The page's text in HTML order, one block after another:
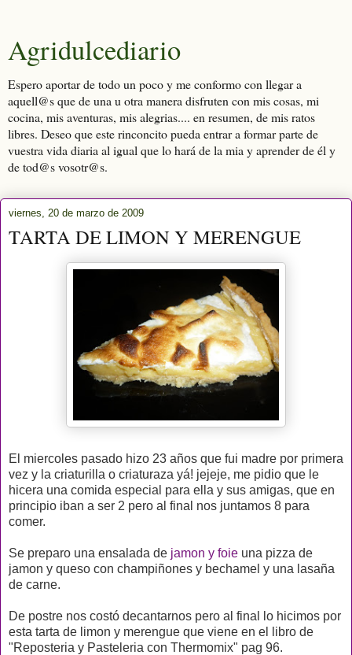
Agridulcediario
Espero aportar de todo un poco y me conformo con llegar a
aquell@s que de una u otra manera disfruten con mis cosas, mi
cocina, mis aventuras, mis alegrias.... en resumen, de mis ratos
libres. Deseo que este rinconcito pueda entrar a formar parte de
vuestra vida diaria al igual que lo hará de la mia y aprender de él y
de tod@s vosotr@s.
viernes, 20 de marzo de 2009
TARTA DE LIMON Y MERENGUE
El miercoles pasado hizo 23 años que fui madre por primera
vez y la criaturilla o criaturaza yá! jejeje, me pidio que le
hicera una comida especial para ella y sus amigas, que en
principio iban a ser 2 pero al final nos juntamos 8 para
comer.
Se preparo una ensalada de jamon y foie una pizza de
jamon y queso con champiñones y bechamel y una lasaña
de carne.
De postre nos costó decantarnos pero al final lo hicimos por
esta tarta de limon y merengue que viene en el libro de
"Reposteria y Pasteleria con Thermomix" pag 96.